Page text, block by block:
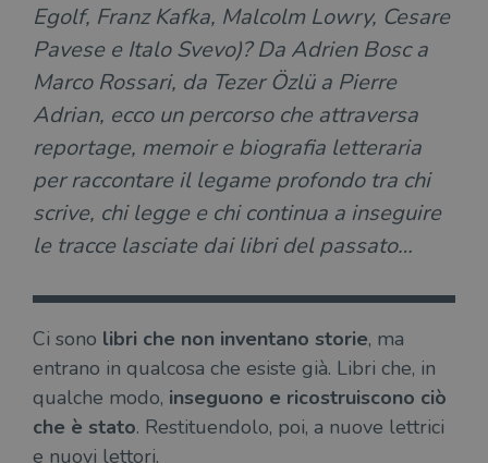
Egolf, Franz Kafka, Malcolm Lowry, Cesare
Pavese e Italo Svevo)? Da Adrien Bosc a
Marco Rossari, da Tezer Özlü a Pierre
Adrian, ecco un percorso che attraversa
reportage, memoir e biografia letteraria
per raccontare il legame profondo tra chi
scrive, chi legge e chi continua a inseguire
le tracce lasciate dai libri del passato…
Ci sono libri che non inventano storie, ma
entrano in qualcosa che esiste già. Libri che, in
qualche modo, inseguono e ricostruiscono ciò
che è stato. Restituendolo, poi, a nuove lettrici
e nuovi lettori.